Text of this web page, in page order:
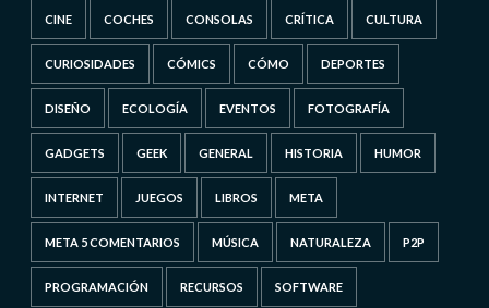
CINE COCHES CONSOLAS CRÍTICA CULTURA
CURIOSIDADES CÓMICS CÓMO DEPORTES
DISEÑO ECOLOGÍA EVENTOS FOTOGRAFÍA
GADGETS GEEK GENERAL HISTORIA HUMOR
INTERNET JUEGOS LIBROS META
META 5 COMENTARIOS MÚSICA NATURALEZA P2P
PROGRAMACIÓN RECURSOS SOFTWARE